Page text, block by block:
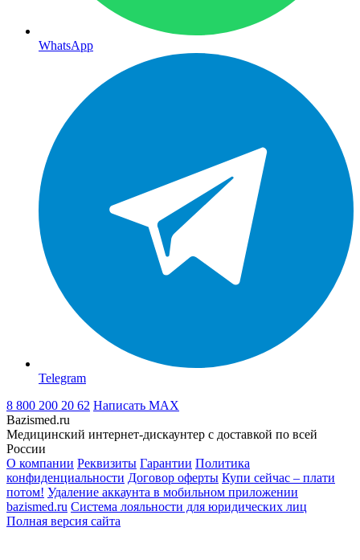
WhatsApp
Telegram
8 800 200 20 62 Написать MAX
Bazismed.ru
Медицинский интернет-дискаунтер с доставкой по всей
России
О компании Реквизиты Гарантии Политика
конфиденциальности Договор оферты Купи сейчас – плати
потом! Удаление аккаунта в мобильном приложении
bazismed.ru Система лояльности для юридических лиц
Полная версия сайта